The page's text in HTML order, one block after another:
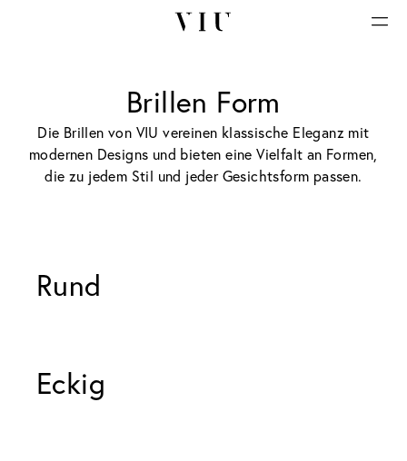
Brillen Form
Die Brillen von VIU vereinen klassische Eleganz mit
modernen Designs und bieten eine Vielfalt an Formen,
die zu jedem Stil und jeder Gesichtsform passen.
Rund
Eckig